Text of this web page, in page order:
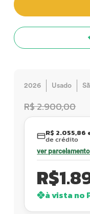
2026 Usado
R$ 2.900,00
R$ 2.055,86
de crédito
ver
R$
à vista no